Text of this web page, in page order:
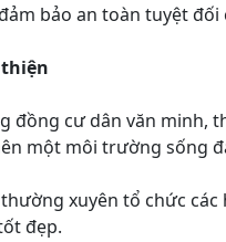
bảo an toàn tuyệt đối
đồng cư dân văn minh,
một môi trường sống
xuyên tổ chức
đẹp.